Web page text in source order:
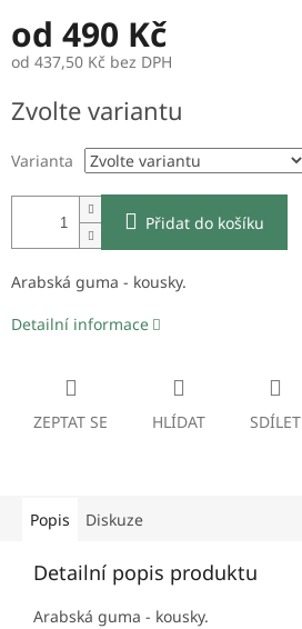
od 490 Kč
od 437,50 Kč bez DPH
cena:
Zvolte variantu
Varianta
Přidat do košíku
Arabská guma - kousky.
Detailní informace
ZEPTAT SE HLÍDAT SDÍLET
Popis Diskuze
Detailní popis produktu
Arabská guma - kousky.